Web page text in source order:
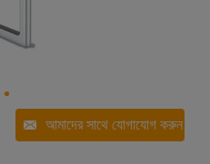
আমাদের সাথে যোগাযোগ করুন